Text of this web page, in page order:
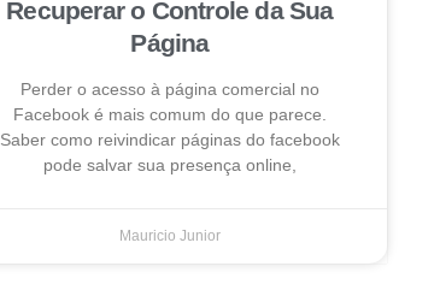
Recuperar o Controle da Sua
Página
Perder o acesso à página comercial no
Facebook é mais comum do que parece.
Saber como reivindicar páginas do facebook
pode salvar sua presença online,
Mauricio Junior